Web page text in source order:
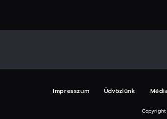
Impresszum Üdvözlünk